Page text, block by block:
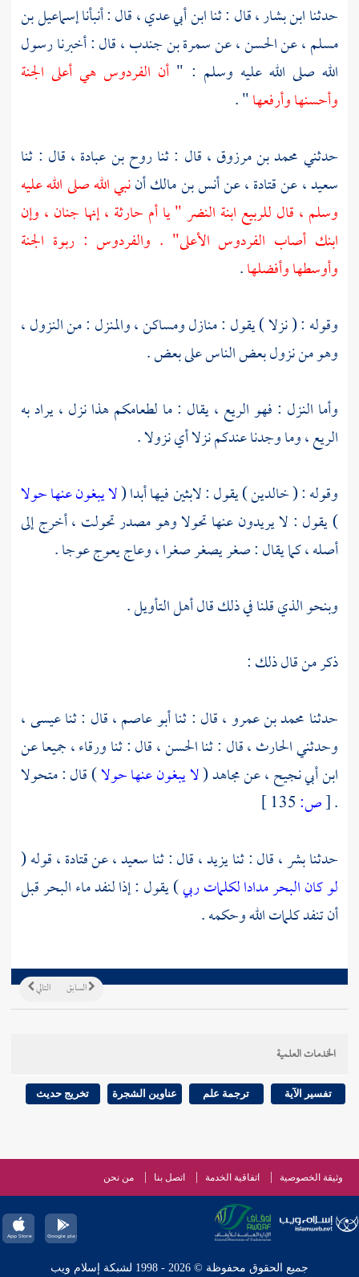
حدثناابن بشار ،قال : ثناابن أبي عدي ،قال : أنبأناإسماعيل بن
مسلم ،عنالحسن ،عنسمرة بن جندب ،قال : أخبرنا رسول
الله صلى الله عليه وسلم : " أن الفردوس هي أعلى الجنة
وأحسنها وأرفعها" .
حدثني محمد بن مرزوق ، قال : ثناروح بن عبادة ، قال : ثنا
سعيد ،عنقتادة ،عنأنس بن مالكأننبي الله صلى الله عليه
وسلم ، قال للربيع ابنة النضر " يا أم حارثة ، إنها جنان ، وإن
ابنك أصاب الفردوس الأعلى" . والفردوس : ربوة الجنة
وأوسطها وأفضلها.
وقوله : ( نزلا ) يقول : منازل ومساكن ، والمنزل : من النزول ،
وهو من نزول بعض الناس على بعض .
وأما النزل : فهو الريع ، يقال : ما لطعامكم هذا نزل ، يراد به
الريع ، وما وجدنا عندكم نزلا أي نزولا .
وقوله : ( خالدين ) يقول : لابثين فيها أبدا (لا يبغون عنها حولا
) يقول : لا يريدون عنها تحولا وهو مصدر تحولت ، أخرج إلى
أصله ، كما يقال : صغر يصغر صغرا ، وعاج يعوج عوجا .
وبنحو الذي قلنا في ذلك قال أهل التأويل .
ذكر من قال ذلك :
حدثنا محمد بن عمرو ،قال : ثناأبو عاصم ،قال : ثناعيسى،
وحدثنيالحارث ،قال : ثناالحسن ،قال : ثناورقاء ،جميعا عن
ابن أبي نجيح ،عنمجاهد(لا يبغون عنها حولا) قال : متحولا
.
[ص:
حدثنابشر ،قال : ثنايزيد ،قال : ثناسعيد ،عنقتادة ،قوله (
لو كان البحر مدادا لكلمات ربي) يقول : إذا لنفد ماء البحر قبل
أن تنفد كلمات الله وحكمه .
التالي السابق
الخدمات العلمية
تفسير الآية ترجمة علم عناوين الشجرة تخريج حديث
وثيقة الخصوصية اتفاقية الخدمة اتصل بنا من نحن
جميع الحقوق محفوظة © 2026 - 1998 لشبكة إسلام ويب